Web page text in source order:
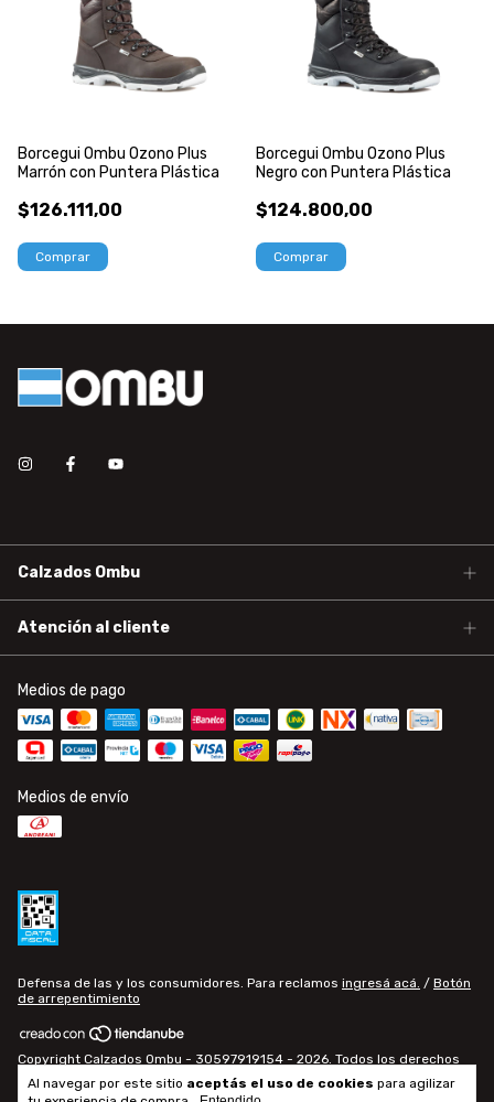
Al navegar por este sitio aceptás el uso de cookies para agilizar
Borcegui Ombu Ozono Plus
Marrón con Puntera Plástica
$126.111,00
Comprar
Borcegui Ombu Ozono Plus
Negro con Puntera Plástica
$124.800,00
Comprar
Calzados Ombu
Atención al cliente
Medios de pago
Medios de envío
Defensa de las y los consumidores. Para reclamos ingresá acá. / Botón
de arrepentimiento
Copyright Calzados Ombu - 30597919154 - 2026. Todos los derechos